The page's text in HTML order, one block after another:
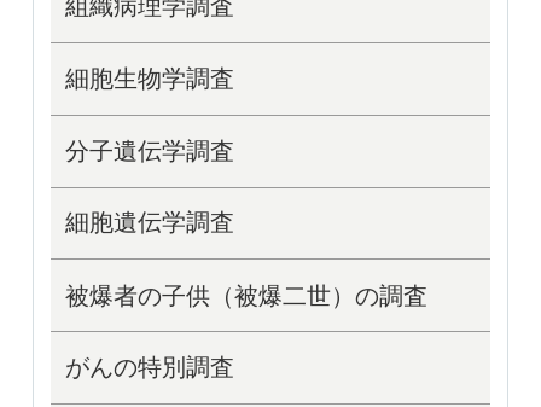
組織病理学調査
細胞生物学調査
分子遺伝学調査
細胞遺伝学調査
被爆者の子供（被爆二世）の調査
がんの特別調査